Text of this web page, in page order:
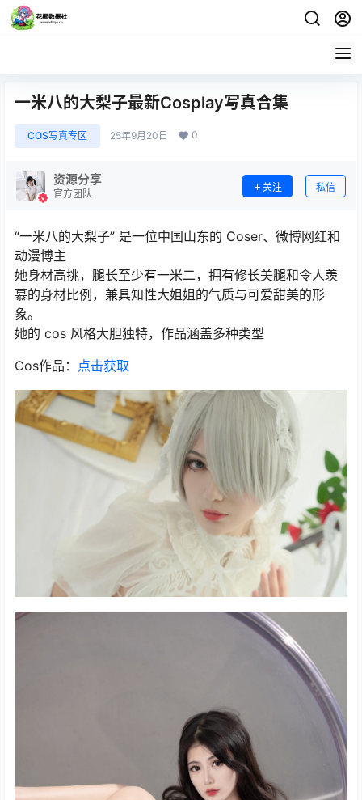
一米八的大梨子最新Cosplay写真合集
COS写真专区 25年9月20日 0
资源分享
官方团队
关注 私信
“一米八的大梨子” 是一位中国山东的 Coser、微博网红和
动漫博主
她身材高挑，腿长至少有一米二，拥有修长美腿和令人羡
慕的身材比例，兼具知性大姐姐的气质与可爱甜美的形
象。
她的 cos 风格大胆独特，作品涵盖多种类型
Cos作品： 点击获取